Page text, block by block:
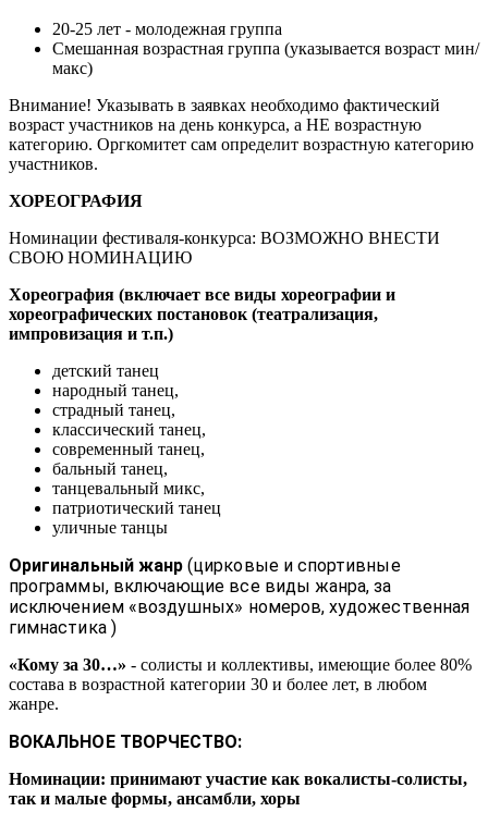
20-25 лет - молодежная группа
Смешанная возрастная группа (указывается возраст мин/
макс)
Внимание! Указывать в заявках необходимо фактический
возраст участников на день конкурса, а НЕ возрастную
категорию. Оргкомитет сам определит возрастную категорию
участников.
ХОРЕОГРАФИЯ
Номинации фестиваля-конкурса: ВОЗМОЖНО ВНЕСТИ
СВОЮ НОМИНАЦИЮ
Хореография (включает все виды хореографии и
хореографических постановок (театрализация,
импровизация и т.п.)
детский танец
народный танец,
страдный танец,
классический танец,
современный танец,
бальный танец,
танцевальный микс,
патриотический танец
уличные танцы
Оригинальный жанр(цирковые и спортивные
программы, включающие все виды жанра, за
исключением «воздушных» номеров, художественная
гимнастика )
«Кому за 30…» - солисты и коллективы, имеющие более 80%
состава в возрастной категории 30 и более лет, в любом
жанре.
ВОКАЛЬНОЕ ТВОРЧЕСТВО:
Номинации: принимают участие как вокалисты-солисты,
так и малые формы, ансамбли, хоры